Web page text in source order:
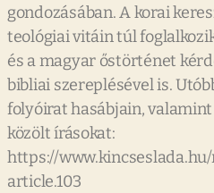
gondozásában. A korai
teológiai vitáin túl
és a magyar őstörténet
bibliai szereplésével is.
folyóirat hasábjain,
közölt írásokat:
https://
article.103